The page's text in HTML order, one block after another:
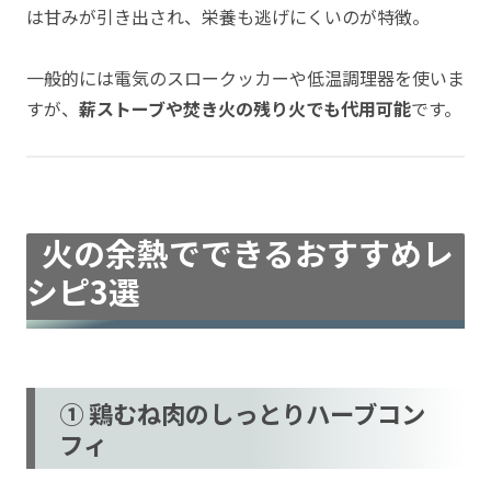
は甘みが引き出され、栄養も逃げにくいのが特徴。
一般的には電気のスロークッカーや低温調理器を使いま
すが、 薪ストーブや焚き火の残り火でも代用可能です。
火の余熱でできるおすすめレ
シピ3選
① 鶏むね肉のしっとりハーブコン
フィ